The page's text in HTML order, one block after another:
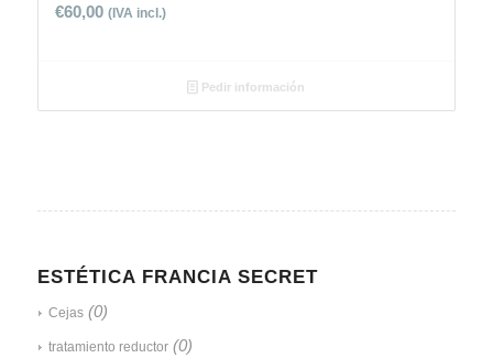
€60,00 (IVA incl.)
Pedir información
ESTÉTICA FRANCIA SECRET
Cejas (0)
tratamiento reductor (0)